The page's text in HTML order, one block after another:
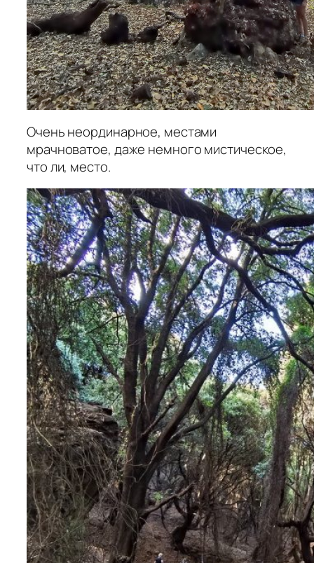
Очень неординарное, местами
мрачноватое, даже немного мистическое,
что ли, место.